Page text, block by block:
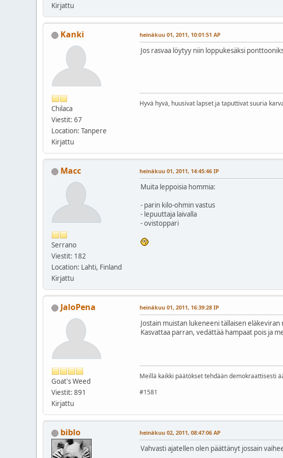
Kirjattu
Kanki
Chilaca
Viestit: 67
Location: Tanpere
Kirjattu
heinäkuu 01, 2011, 10:01:51 AP
Jos rasvaa löytyy niin loppukesäksi
Hyvä hyvä, huusivat lapset ja taputtivat suuria
Macc
Serrano
Viestit: 182
Location: Lahti, Finland
Kirjattu
heinäkuu 01, 2011, 14:45:46 IP
Muita leppoisia hommia:
- parin kilo-ohmin vastus
- lepuuttaja laivalla
- ovistoppari
JaloPena
Goat's Weed
Viestit: 891
Kirjattu
heinäkuu 01, 2011, 16:39:28 IP
Jostain muistan lukeneeni tällaisen eläkeviran
Kasvattaa parran, vedättää hampaat pois ja
Meillä kaikki päätökset tehdään demokraattisesti
#1581
biblo heinäkuu 02, 2011, 08:47:06 AP
Vahvasti ajatellen olen päättänyt jossain